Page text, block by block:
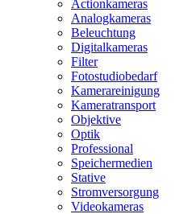
Actionkameras
Analogkameras
Beleuchtung
Digitalkameras
Filter
Fotostudiobedarf
Kamerareinigung
Kameratransport
Objektive
Optik
Professional
Speichermedien
Stative
Stromversorgung
Videokameras